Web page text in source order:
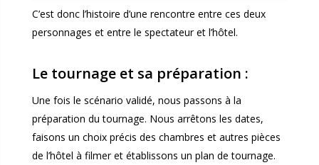
C’est donc l’histoire d’une rencontre entre ces deux
personnages et entre le spectateur et l’hôtel.
Le tournage et sa préparation :
Une fois le scénario validé, nous passons à la
préparation du tournage. Nous arrêtons les dates,
faisons un choix précis des chambres et autres pièces
de l’hôtel à filmer et établissons un plan de tournage.